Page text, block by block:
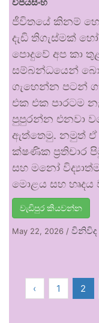
ජීවිතයේ කිනම්
දැඩි තිගැස්මක්
පොදුවේ අප කා
සම්බන්ධයෙන්
ගැහෙන්න පටන්
එක එක පාරටම
පුපුරන්න එනවා
ඇත්තෙමු. නමුත් ඒ
ක්ෂණික ප්‍රතිචාර
සහ මනෝ
මොළය සහ හෘදය
වැඩිපුර කියවන්න
May 22, 2026 / විනිවිද
‹ 1 2